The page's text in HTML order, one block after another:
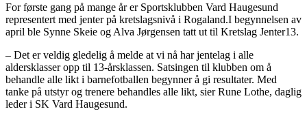
For første gang på mange år er Sportsklubben Vard Haugesund
representert med jenter på kretslagsnivå i Rogaland.I begynnelsen av
april ble Synne Skeie og Alva Jørgensen tatt ut til Kretslag Jenter13.
– Det er veldig gledelig å melde at vi nå har jentelag i alle
aldersklasser opp til 13-årsklassen. Satsingen til klubben om å
behandle alle likt i barnefotballen begynner å gi resultater. Med
tanke på utstyr og trenere behandles alle likt, sier Rune Lothe, daglig
leder i SK Vard Haugesund.